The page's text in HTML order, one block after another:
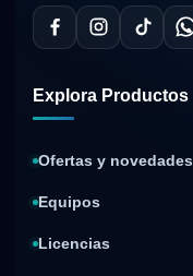
Explora Productos
Ofertas y novedades
Equipos
Licencias